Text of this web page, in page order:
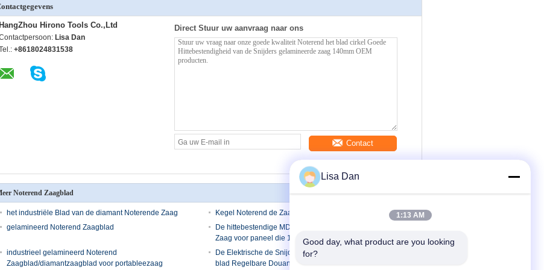
HangZhou Hirono Tools Co.,Ltd
Lisa Dan
+8618024831538
Direct Stuur uw aanvraag naar ons
Contact
Noterend Zaagblad
het industriële Blad van de diamant Noterende Zaag
Kegel Noterend de Zaagblad van PCD
gelamineerd Noterend Zaagblad
De hittebestendige MDF Bladen van de raads Noterende
Zaag voor paneel die 100 x 1,8 x 5 noteren
industrieel gelamineerd Noterend
Zaagblad/diamantzaagblad voor portableezaag
De Elektrische de Snijderslijst van PCD zag het noteren
blad Regelbare Douane
Lisa Dan
1:13 AM
Good day, what product are you looking
for?